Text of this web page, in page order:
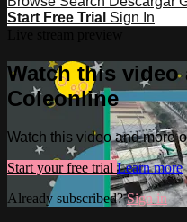
Start Free Trial Sign In
Watch this video
Coleonline
Watch this video and more
Start your free trial Learn more
Already subscribed?Sign in